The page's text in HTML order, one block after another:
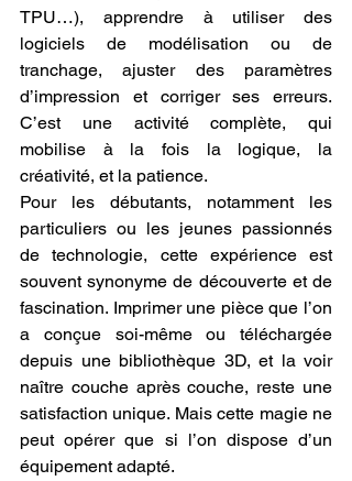
TPU…), apprendre à utiliser des
logiciels de modélisation ou de
tranchage, ajuster des paramètres
d’impression et corriger ses erreurs.
C’est une activité complète, qui
mobilise à la fois la logique, la
créativité, et la patience.
Pour les débutants, notamment les
particuliers ou les jeunes passionnés
de technologie, cette expérience est
souvent synonyme de découverte et de
fascination. Imprimer une pièce que l’on
a conçue soi-même ou téléchargée
depuis une bibliothèque 3D, et la voir
naître couche après couche, reste une
satisfaction unique. Mais cette magie ne
peut opérer que si l’on dispose d’un
équipement adapté.